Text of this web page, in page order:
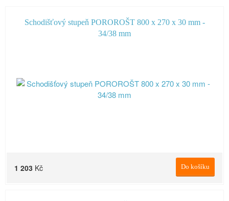
Schodišťový stupeň POROROŠT 800 x 270 x 30 mm -
34/38 mm
Do košíku
1 203 Kč